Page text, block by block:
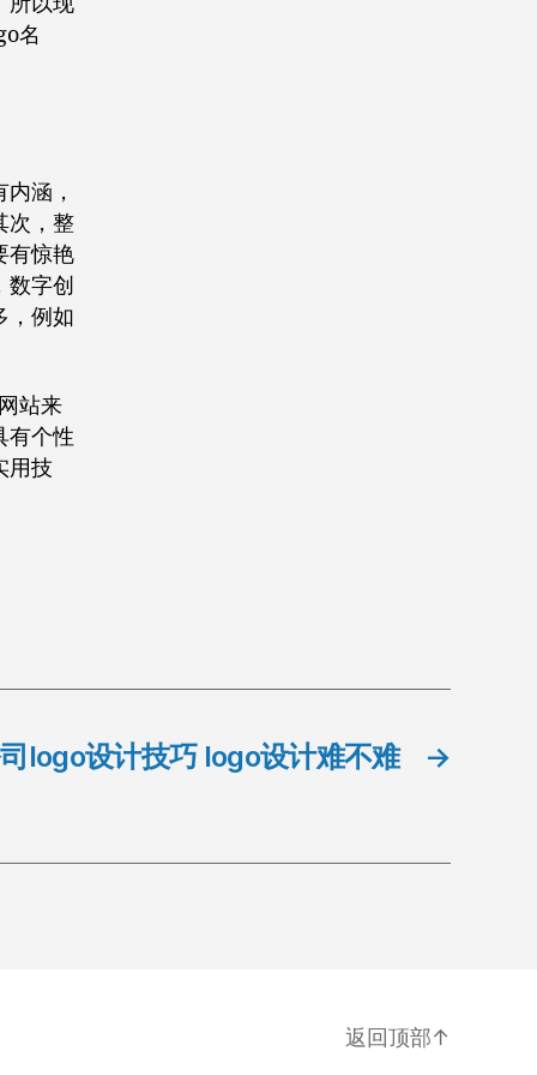
名
涵，
次，整
有惊艳
数字创
，例如
站来
有个性
用技
→
logo设计技巧 logo设计难不难
返回顶部↑